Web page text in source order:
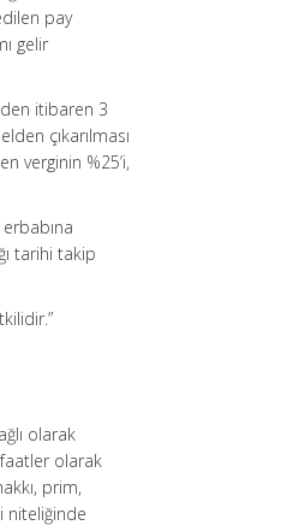
pay
gelir
itibaren 3
çıkarılması
verginin %25’i,
tarihi takip
olarak
olarak
prim,
niteliğinde